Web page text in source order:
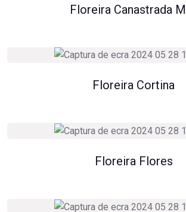
Floreira Canastrada
Floreira Cortina
Floreira Flores